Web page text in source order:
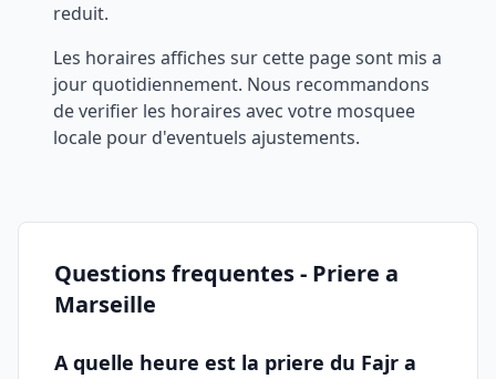
reduit.
Les horaires affiches sur cette page sont mis a
jour quotidiennement. Nous recommandons
de verifier les horaires avec votre mosquee
locale pour d'eventuels ajustements.
Questions frequentes - Priere a
Marseille
A quelle heure est la priere du Fajr a